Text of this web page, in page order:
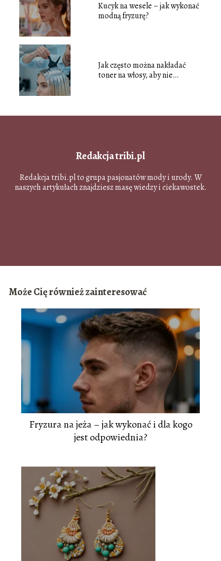
Kucyk na wesele – jak wykonać
modną fryzurę?
Jak często można nakładać
toner na włosy, aby nie
Redakcja tribi.pl
Redakcja tribi.pl to grupa pasjonatów mody i urody. W
naszych artykułach znajdziesz masę wiedzy i ciekawostek.
Może Cię również zainteresować
Fryzura na jeża – jak wykonać i dla kogo
jest odpowiednia?